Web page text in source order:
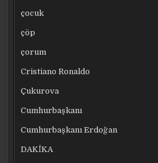
çocuk
çöp
çorum
Cristiano Ronaldo
Çukurova
Cumhurbaşkanı
Cumhurbaşkanı Erdoğan
DAKİKA